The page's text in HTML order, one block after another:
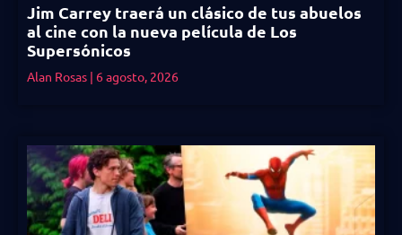
Jim Carrey traerá un clásico de tus abuelos
al cine con la nueva película de Los
Supersónicos
Alan Rosas 6 agosto, 2026